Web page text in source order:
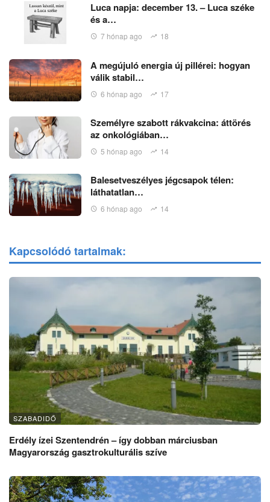
Luca napja: december 13. – Luca széke
és a…
7 hónap ago 18
A megújuló energia új pillérei: hogyan
válik stabil…
6 hónap ago 17
Személyre szabott rákvakcina: áttörés
az onkológiában…
5 hónap ago 14
Balesetveszélyes jégcsapok télen:
láthatatlan…
6 hónap ago 14
Kapcsolódó tartalmak:
SZABADIDŐ
Erdély ízei Szentendrén – így dobban márciusban
Magyarország gasztrokulturális szíve